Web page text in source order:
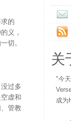
的
义，
切。
过多
虚和
管教
关
"今
成为